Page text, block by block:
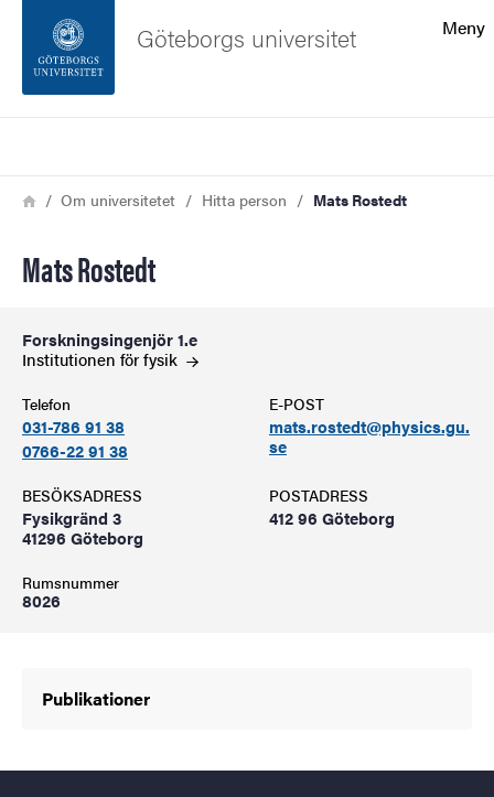
Sidfoten
Meny
Göteborgs universitet
Länkstig
HemOm universitetet Hitta person Mats Rostedt
Mats Rostedt
Forskningsingenjör 1.e
Institutionen förfysik
Telefon
031-786 91 38
0766-22 91 38
E-POST
mats.rostedt@physics.gu.
se
BESÖKSADRESS
Fysikgränd 3
41296 Göteborg
Rumsnummer
8026
POSTADRESS
412 96 Göteborg
Publikationer